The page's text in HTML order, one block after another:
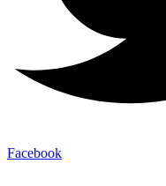
Facebook